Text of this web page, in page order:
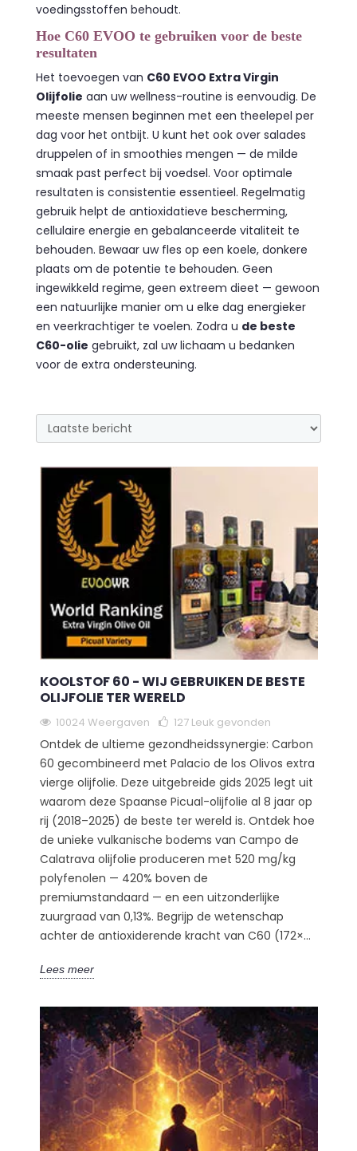
voedingsstoffen behoudt.
Hoe C60 EVOO te gebruiken voor de beste
resultaten
Het toevoegen van C60 EVOO Extra Virgin
Olijfolie aan uw wellness-routine is eenvoudig. De
meeste mensen beginnen met een theelepel per
dag voor het ontbijt. U kunt het ook over salades
druppelen of in smoothies mengen — de milde
smaak past perfect bij voedsel. Voor optimale
resultaten is consistentie essentieel. Regelmatig
gebruik helpt de antioxidatieve bescherming,
cellulaire energie en gebalanceerde vitaliteit te
behouden. Bewaar uw fles op een koele, donkere
plaats om de potentie te behouden. Geen
ingewikkeld regime, geen extreem dieet — gewoon
een natuurlijke manier om u elke dag energieker
en veerkrachtiger te voelen. Zodra u de beste
C60-olie gebruikt, zal uw lichaam u bedanken
voor de extra ondersteuning.
KOOLSTOF 60 - WIJ GEBRUIKEN DE BESTE
OLIJFOLIE TER WERELD
10024 Weergaven 127 Leuk gevonden
Ontdek de ultieme gezondheidssynergie: Carbon
60 gecombineerd met Palacio de los Olivos extra
vierge olijfolie. Deze uitgebreide gids 2025 legt uit
waarom deze Spaanse Picual-olijfolie al 8 jaar op
rij (2018–2025) de beste ter wereld is. Ontdek hoe
de unieke vulkanische bodems van Campo de
Calatrava olijfolie produceren met 520 mg/kg
polyfenolen — 420% boven de
premiumstandaard — en een uitzonderlijke
zuurgraad van 0,13%. Begrijp de wetenschap
achter de antioxiderende kracht van C60 (172×...
Lees meer